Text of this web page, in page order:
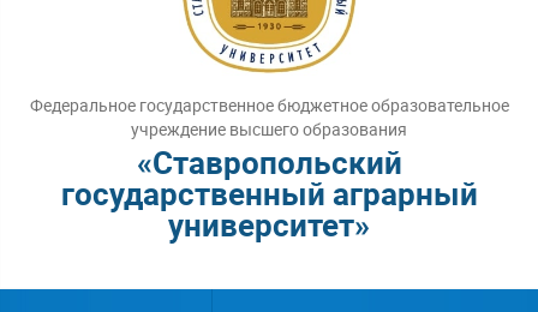
Федеральное государственное бюджетное образовательное
учреждение высшего образования
«Ставропольский
государственный аграрный
университет»